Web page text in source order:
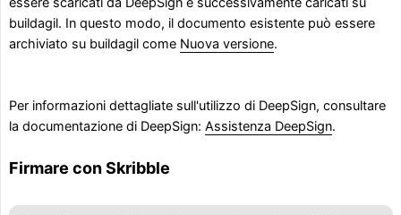
buildagil. In questo modo, il documento esistente può essere
archiviato su buildagil come Nuova versione.
Per informazioni dettagliate sull'utilizzo di DeepSign, consultare
la documentazione di DeepSign: Assistenza DeepSign.
Firmare con Skribble